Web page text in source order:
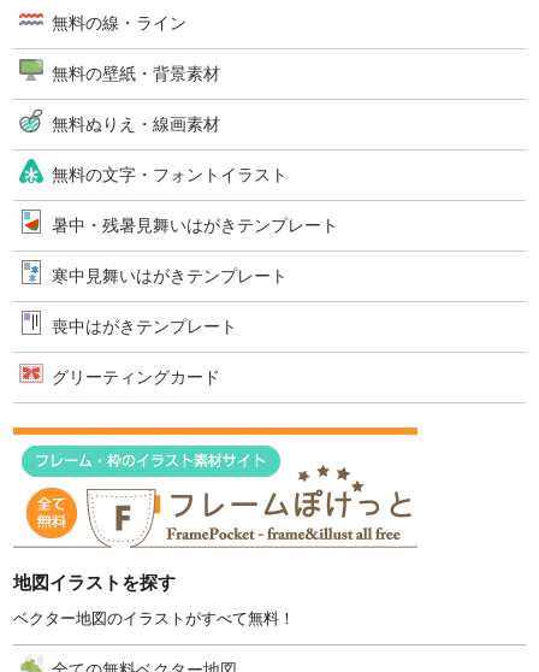
無料の線・ライン
無料の壁紙・背景素材
無料ぬりえ・線画素材
無料の文字・フォントイラスト
暑中・残暑見舞いはがきテンプレート
寒中見舞いはがきテンプレート
喪中はがきテンプレート
グリーティングカード
地図イラストを探す
ベクター地図のイラストがすべて無料！